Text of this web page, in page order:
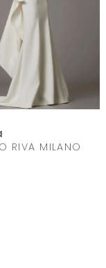
RIVA MILANO